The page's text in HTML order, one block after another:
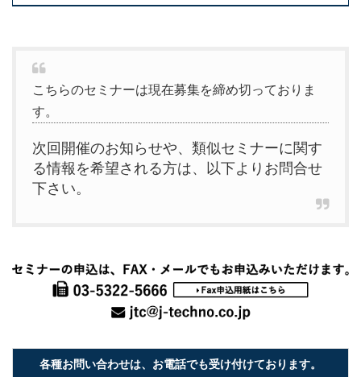
こちらのセミナーは現在募集を締め切っておりま
す。
次回開催のお知らせや、類似セミナーに関す
る情報を希望される方は、以下よりお問合せ
下さい。
各種お問い合わせは、お電話でも受け付けております。